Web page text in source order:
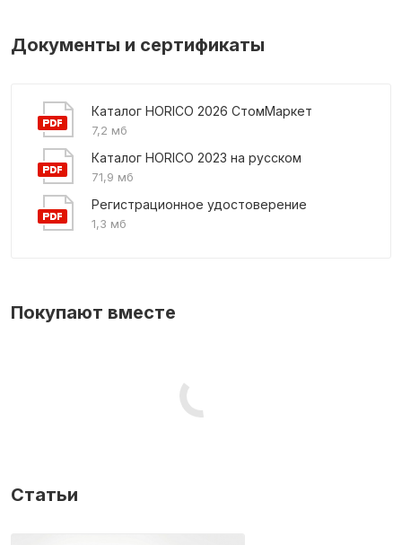
Документы и сертификаты
Каталог HORICO 2026 СтомМаркет
7,2 мб
Каталог HORICO 2023 на русском
71,9 мб
Регистрационное удостоверение
1,3 мб
Покупают вместе
Статьи